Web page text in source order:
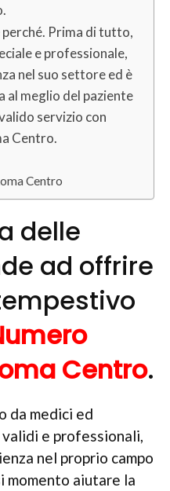
perché. Prima di tutto,
e professionale,
nel suo settore ed è
al meglio del paziente
servizio con
Centro.
Centro
delle
ad offrire
Centro.
da medici ed
e professionali,
nel proprio campo
momento aiutare la